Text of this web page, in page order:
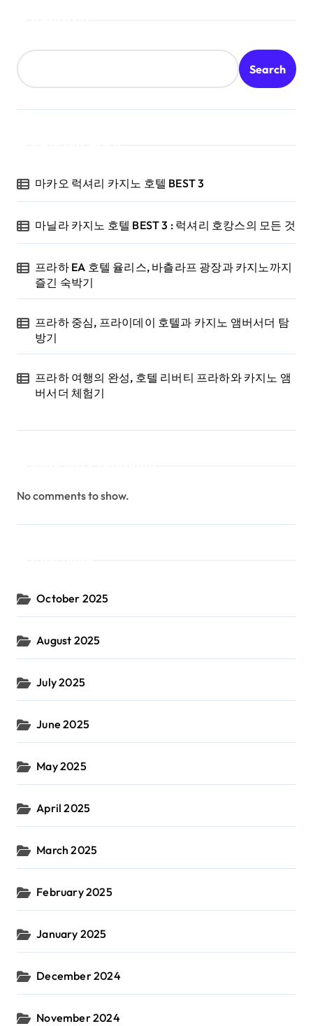
Search
마카오 럭셔리 카지노 호텔 BEST 3
마닐라 카지노 호텔 BEST 3 : 럭셔리 호캉스의 모든 것
프라하 EA 호텔 율리스, 바츨라프 광장과 카지노까지
즐긴 숙박기
프라하 중심, 프라이데이 호텔과 카지노 앰버서더 탐
방기
프라하 여행의 완성, 호텔 리버티 프라하와 카지노 앰
버서더 체험기
No comments to show.
October 2025
August 2025
July 2025
June 2025
May 2025
April 2025
March 2025
February 2025
January 2025
December 2024
November 2024